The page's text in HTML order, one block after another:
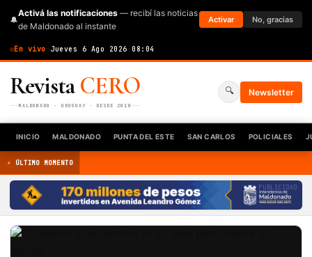
🔔
Activá las notificaciones — recibí las noticias
de Maldonado al instante
Activar No, gracias
En vivo · Jueves 6 Ago 2026 ·08:04
RevistaCERO
MALDONADO · URUGUAY · DESDE 2010
🔍 Newsletter
INICIO MALDONADO PUNTA DEL ESTE SAN CARLOS POLICIALES
⚡ ÚLTIMO MOMENTO
PUBLICIDAD